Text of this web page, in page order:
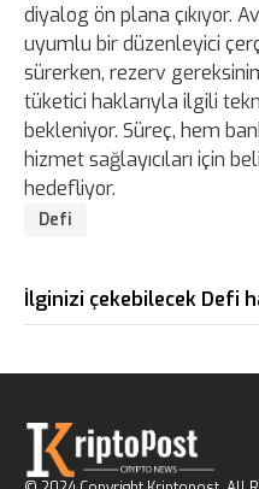
diyalog ön plana çıkıyor.
uyumlu bir düzenleyici
sürerken, rezerv
tüketici haklarıyla ilgili
bekleniyor. Süreç, hem
hizmet sağlayıcıları için
hedefliyor.
Defi
İlginizi çekebilecek Defi